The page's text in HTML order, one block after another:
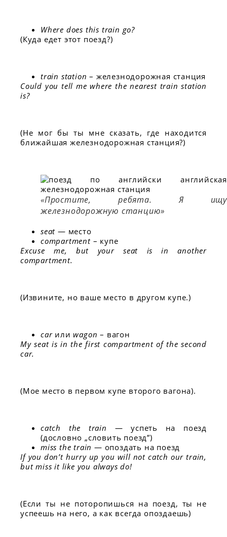
Where does this train go?
(Куда едет этот поезд?)
train station– железнодорожная станция
Could you tell me where the nearest train station
is?
(Не мог бы ты мне сказать, где находится
ближайшая железнодорожная станция?)
«Простите, ребята. Я ищу
железнодорожную станцию»
seat — место
compartment– купе
Excuse me, but your seat is in another
compartment.
(Извините, но ваше место в другом купе.)
carилиwagon – вагон
My seat is in the first compartment of the second
car.
(Мое место в первом купе второго вагона).
catch the train — успеть на поезд
(дословно „словить поезд”)
miss the train — опоздать на поезд
If you don’t hurry up you will not catch our train,
but miss it like you always do!
(Если ты не поторопишься на поезд, ты не
успеешь на него, а как всегда опоздаешь)